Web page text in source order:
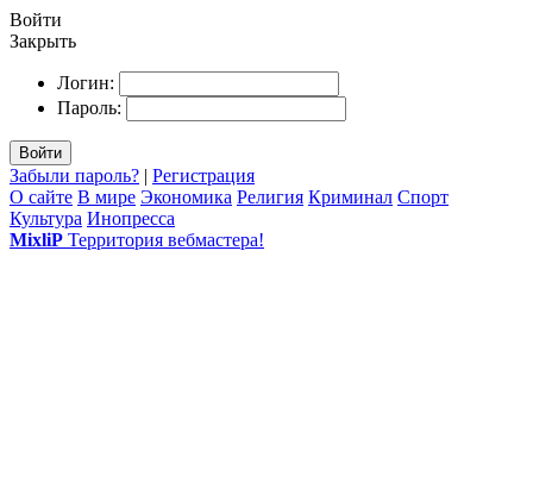
Войти
Закрыть
Логин:
Пароль:
Войти
Забыли пароль? | Регистрация
О сайте В мире Экономика Религия Криминал Спорт
Культура Инопресса
MixliP Территория вебмастера!